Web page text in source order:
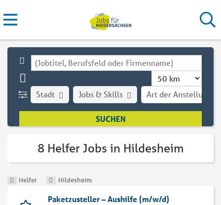
Stadt Art der Anstellung
Jobs & Skills
8 Helfer Jobs in Hildesheim
Helfer Hildesheim
Paketzusteller – Aushilfe (m/w/d)